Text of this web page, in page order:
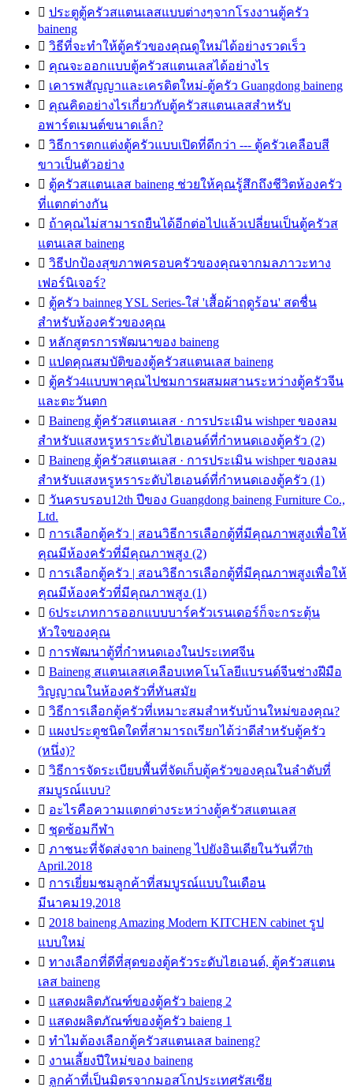
 ประตูตู้ครัวสแตนเลสแบบต่างๆจากโรงงานตู้ครัว
baineng
 วิธีที่จะทำให้ตู้ครัวของคุณดูใหม่ได้อย่างรวดเร็ว
 คุณจะออกแบบตู้ครัวสแตนเลสได้อย่างไร
 เคารพสัญญาและเครดิตใหม่-ตู้ครัว Guangdong baineng
 คุณคิดอย่างไรเกี่ยวกับตู้ครัวสแตนเลสสำหรับ
อพาร์ตเมนต์ขนาดเล็ก?
 วิธีการตกแต่งตู้ครัวแบบเปิดที่ดีกว่า --- ตู้ครัวเคลือบสี
ขาวเป็นตัวอย่าง
 ตู้ครัวสแตนเลส baineng ช่วยให้คุณรู้สึกถึงชีวิตห้องครัว
ที่แตกต่างกัน
 ถ้าคุณไม่สามารถยืนได้อีกต่อไปแล้วเปลี่ยนเป็นตู้ครัวส
แตนเลส baineng
 วิธีปกป้องสุขภาพครอบครัวของคุณจากมลภาวะทาง
เฟอร์นิเจอร์?
 ตู้ครัว bainneg YSL Series-ใส่ 'เสื้อผ้าฤดูร้อน' สดชื่น
สำหรับห้องครัวของคุณ
 หลักสูตรการพัฒนาของ baineng
 แปดคุณสมบัติของตู้ครัวสแตนเลส baineng
 ตู้ครัว4แบบพาคุณไปชมการผสมผสานระหว่างตู้ครัวจีน
และตะวันตก
 Baineng ตู้ครัวสแตนเลส · การประเมิน wishper ของลม
สำหรับแสงหรูหราระดับไฮเอนด์ที่กำหนดเองตู้ครัว (2)
 Baineng ตู้ครัวสแตนเลส · การประเมิน wishper ของลม
สำหรับแสงหรูหราระดับไฮเอนด์ที่กำหนดเองตู้ครัว (1)
 วันครบรอบ12th ปีของ Guangdong baineng Furniture Co.,
Ltd.
 การเลือกตู้ครัว | สอนวิธีการเลือกตู้ที่มีคุณภาพสูงเพื่อให้
คุณมีห้องครัวที่มีคุณภาพสูง (2)
 การเลือกตู้ครัว | สอนวิธีการเลือกตู้ที่มีคุณภาพสูงเพื่อให้
คุณมีห้องครัวที่มีคุณภาพสูง (1)
 6ประเภทการออกแบบบาร์ครัวเรนเดอร์ก็จะกระตุ้น
หัวใจของคุณ
 การพัฒนาตู้ที่กำหนดเองในประเทศจีน
 Baineng สแตนเลสเคลือบเทคโนโลยีแบรนด์จีนช่างฝีมือ
วิญญาณในห้องครัวที่ทันสมัย
 วิธีการเลือกตู้ครัวที่เหมาะสมสำหรับบ้านใหม่ของคุณ?
 แผงประตูชนิดใดที่สามารถเรียกได้ว่าดีสำหรับตู้ครัว
(หนึ่ง)?
 วิธีการจัดระเบียบพื้นที่จัดเก็บตู้ครัวของคุณในลำดับที่
สมบูรณ์แบบ?
 อะไรคือความแตกต่างระหว่างตู้ครัวสแตนเลส
 ชุดซ้อมกีฬา
 ภาชนะที่จัดส่งจาก baineng ไปยังอินเดียในวันที่7th
April.2018
 การเยี่ยมชมลูกค้าที่สมบูรณ์แบบในเดือน
มีนาคม19,2018
 2018 baineng Amazing Modern KITCHEN cabinet รูป
แบบใหม่
 ทางเลือกที่ดีที่สุดของตู้ครัวระดับไฮเอนด์, ตู้ครัวสแตน
เลส baineng
 แสดงผลิตภัณฑ์ของตู้ครัว baieng 2
 แสดงผลิตภัณฑ์ของตู้ครัว baieng 1
 ทำไมต้องเลือกตู้ครัวสแตนเลส baineng?
 งานเลี้ยงปีใหม่ของ baineng
 ลูกค้าที่เป็นมิตรจากมอสโกประเทศรัสเซีย